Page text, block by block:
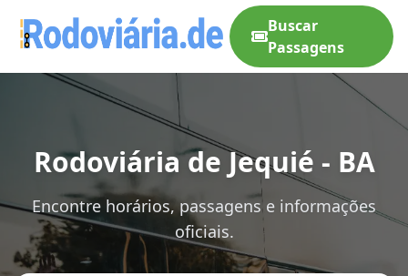
Buscar
Passagens
Rodoviária de Jequié - BA
Encontre horários, passagens e informações
oficiais.